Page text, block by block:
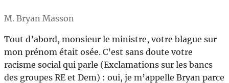
M. Bryan Masson
Tout d’abord, monsieur le ministre, votre blague sur
mon prénom était osée. C’est sans doute votre
racisme social qui parle (Exclamations sur les bancs
des groupes RE et Dem) : oui, je m’appelle Bryan parce